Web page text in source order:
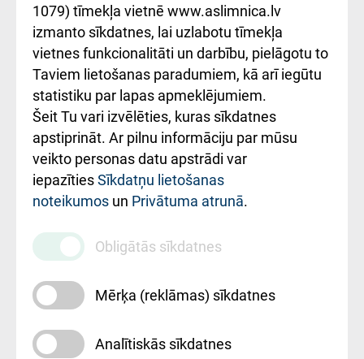
Kā pie mums nokļūt
Rēķinu apmaksas
ceļvedis
Rekvizīti un
ārstniecības
iestādes kods
010000234
Maksas
pakalpojumu
cenrādis
1079) tīmekļa vietnē www.aslimnica.lv
izmanto sīkdatnes, lai uzlabotu tīmekļa
vietnes funkcionalitāti un darbību, pielāgotu to
Taviem lietošanas paradumiem, kā arī iegūtu
statistiku par lapas apmeklējumiem.
Šeit Tu vari izvēlēties, kuras sīkdatnes
apstiprināt. Ar pilnu informāciju par mūsu
veikto personas datu apstrādi var
iepazītiesSīkdatņu lietošanas
noteikumos un Privātuma atrunā.
Obligātās sīkdatnes
Mērķa (reklāmas) sīkdatnes
Analītiskās sīkdatnes